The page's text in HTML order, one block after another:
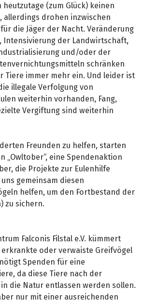
(zum Glück) keinen
allerdings drohen inzwischen
die Jäger der Nacht. Veränderung
Intensivierung der Landwirtschaft,
und/oder der
schränken
Tiere immer mehr ein. Und leider ist
illegale Verfolgung von
weiterhin vorhanden, Fang,
Vergiftung sind weiterhin
Freunden zu helfen, starten
„Owltober“, eine Spendenaktion
die Projekte zur Eulenhilfe
gemeinsam diesen
helfen, um den Fortbestand der
zu sichern.
Falconis Filstal e.V. kümmert
oder verwaiste Greifvögel
Spenden für eine
da diese Tiere nach der
die Natur entlassen werden sollen.
nur mit einer ausreichenden